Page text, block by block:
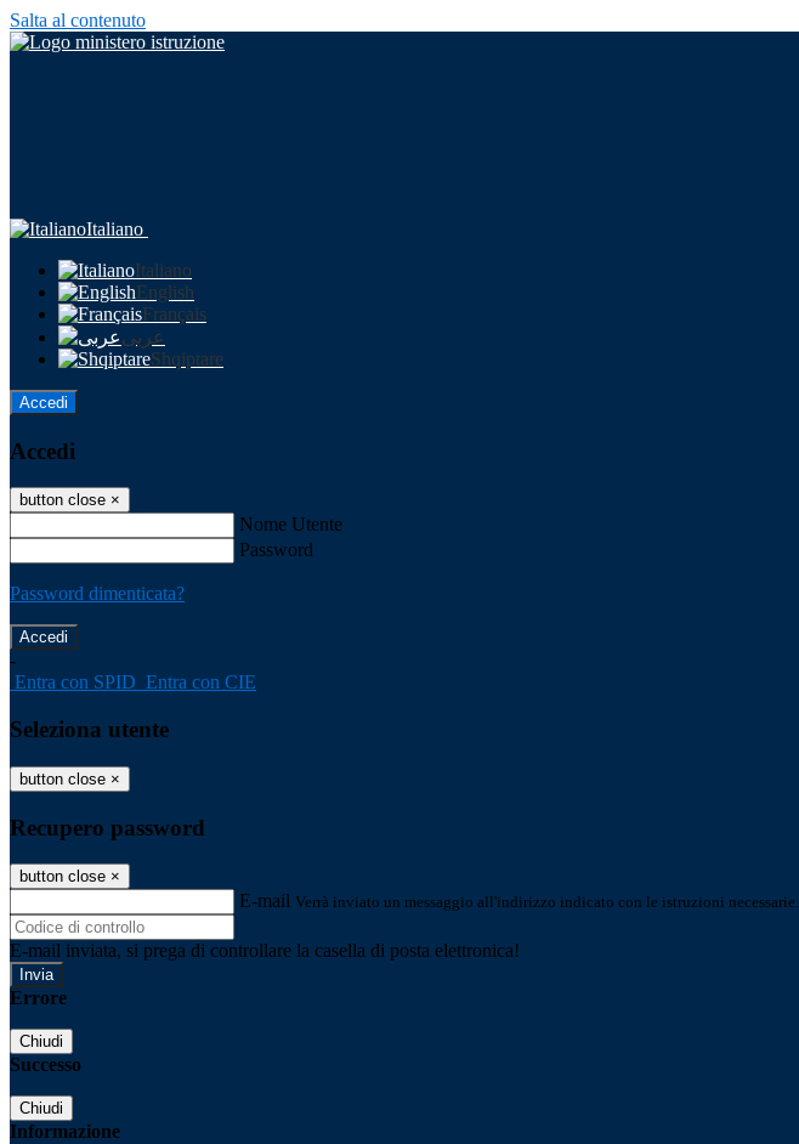
Salta al contenuto
Italiano
Italiano
English
Français
عربى
Shqiptare
Accedi
Accedi
button close ×
Nome Utente
Password
Password dimenticata?
-
Entra con SPID Entra con CIE
Seleziona utente
button close ×
Recupero password
button close ×
E-mail Verrà inviato un messaggio all'indirizzo indicato con le istruzioni necessarie.
E-mail inviata, si prega di controllare la casella di posta elettronica!
Errore
Chiudi
Successo
Chiudi
Informazione